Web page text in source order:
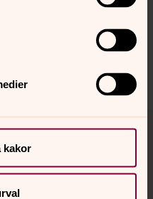
kakor
på sidans